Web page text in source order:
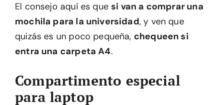
El consejo aquí es quesi van a comprar una
mochila para la universidad, y ven que
quizás es un poco pequeña, chequeen si
entra una carpeta A4.
Compartimento especial
para laptop